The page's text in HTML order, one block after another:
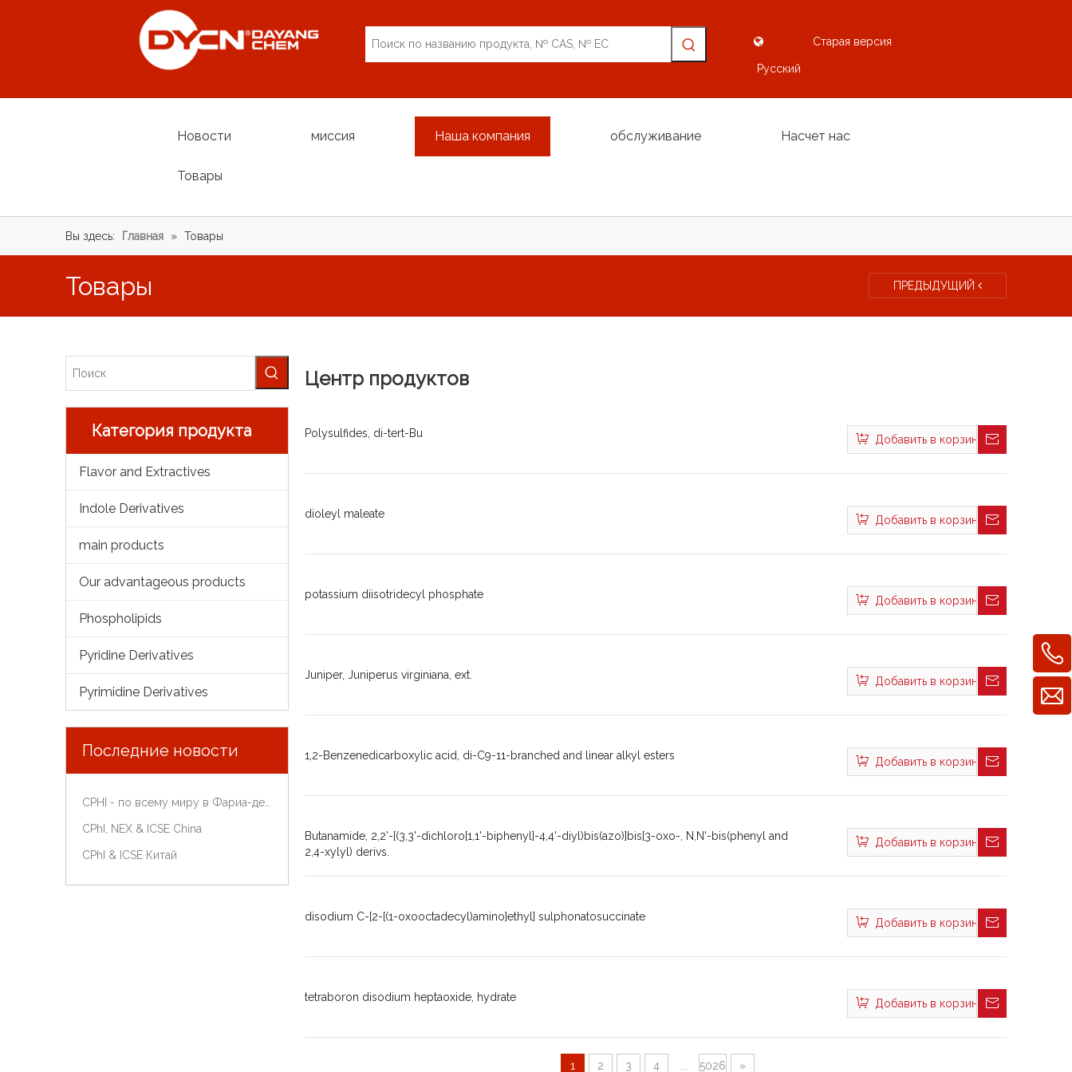
Pусский
Старая версия
Новости миссия Наша компания обслуживание Насчет нас
Товары
Вы здесь: Главная » Товары
Товары ПРЕДЫДУЩИЙ
Категория продукта
Flavor and Extractives
Indole Derivatives
main products
Our advantageous products
Phospholipids
Pyridine Derivatives
Pyrimidine Derivatives
Последние новости
CPhI, NEX & ICSE China
CPhI & ICSE Китай
Центр продуктов
Polysulfides, di-tert-Bu Добавить в корзину
dioleyl maleate Добавить в корзину
potassium diisotridecyl phosphate Добавить в корзину
Juniper, Juniperus virginiana, ext. Добавить в корзину
1,2-Benzenedicarboxylic acid, di-C9-11-branched and linear alkyl esters Добавить в корзину
Butanamide, 2,2'-[(3,3'-dichloro[1,1'-biphenyl]-4,4'-diyl)bis(azo)]bis[3-oxo-, N,N'-bis(phenyl and
2,4-xylyl) derivs.
Добавить в корзину
disodium C-[2-[(1-oxooctadecyl)amino]ethyl] sulphonatosuccinate Добавить в корзину
tetraboron disodium heptaoxide, hydrate Добавить в корзину
1 2 3 4 5026 »